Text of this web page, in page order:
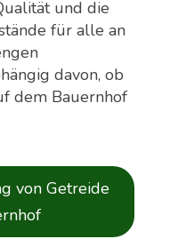
und die
für alle an
davon, ob
dem Bauernhof
von Getreide